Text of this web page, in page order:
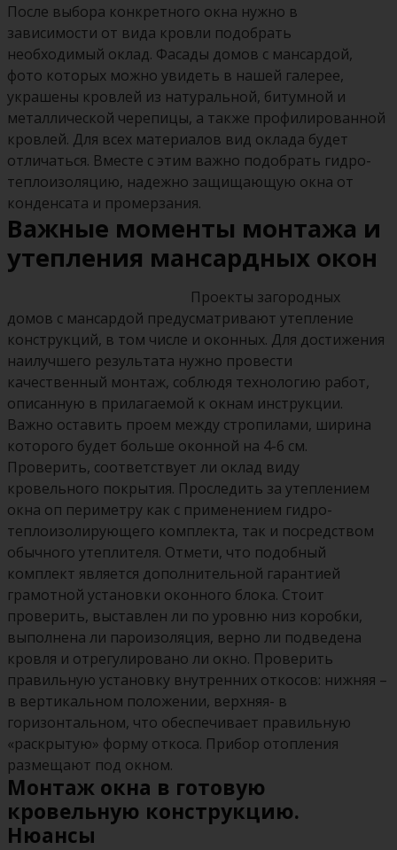
После выбора конкретного окна нужно в
зависимости от вида кровли подобрать
необходимый оклад. Фасады домов с мансардой,
фото которых можно увидеть в нашей галерее,
украшены кровлей из натуральной, битумной и
металлической черепицы, а также профилированной
кровлей. Для всех материалов вид оклада будет
отличаться. Вместе с этим важно подобрать гидро-
теплоизоляцию, надежно защищающую окна от
конденсата и промерзания.
Важные моменты монтажа и
утепления мансардных окон
Проекты загородных
домов с мансардой предусматривают утепление
конструкций, в том числе и оконных. Для достижения
наилучшего результата нужно провести
качественный монтаж, соблюдя технологию работ,
описанную в прилагаемой к окнам инструкции.
Важно оставить проем между стропилами, ширина
которого будет больше оконной на 4-6 см.
Проверить, соответствует ли оклад виду
кровельного покрытия. Проследить за утеплением
окна оп периметру как с применением гидро-
теплоизолирующего комплекта, так и посредством
обычного утеплителя. Отмети, что подобный
комплект является дополнительной гарантией
грамотной установки оконного блока. Стоит
проверить, выставлен ли по уровню низ коробки,
выполнена ли пароизоляция, верно ли подведена
кровля и отрегулировано ли окно. Проверить
правильную установку внутренних откосов: нижняя –
в вертикальном положении, верхняя- в
горизонтальном, что обеспечивает правильную
«раскрытую» форму откоса. Прибор отопления
размещают под окном.
Монтаж окна в готовую
кровельную конструкцию.
Нюансы